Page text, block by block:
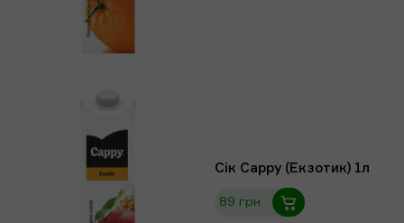
Сік Сарру (Екзотик) 1л
89 грн